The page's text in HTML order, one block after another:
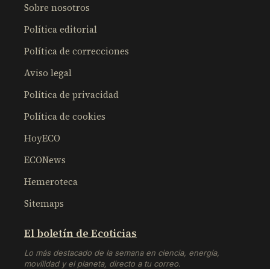
Sobre nosotros
Política editorial
Política de correcciones
Aviso legal
Política de privacidad
Política de cookies
HoyECO
ECONews
Hemeroteca
Sitemaps
El boletín de Ecoticias
Lo más destacado de la semana en ciencia, energía,
movilidad y el planeta, directo a tu correo.